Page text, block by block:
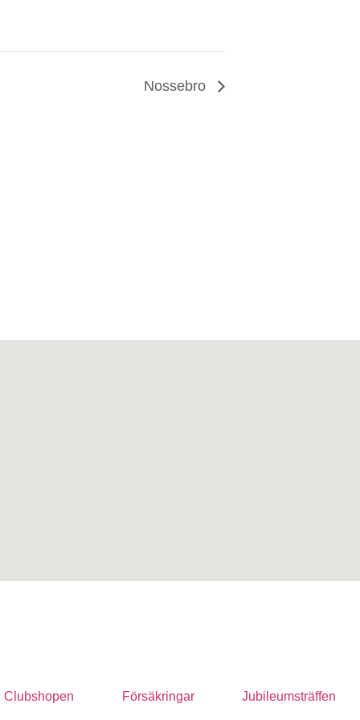
Nossebro
Clubshopen Försäkringar Jubileumsträffen